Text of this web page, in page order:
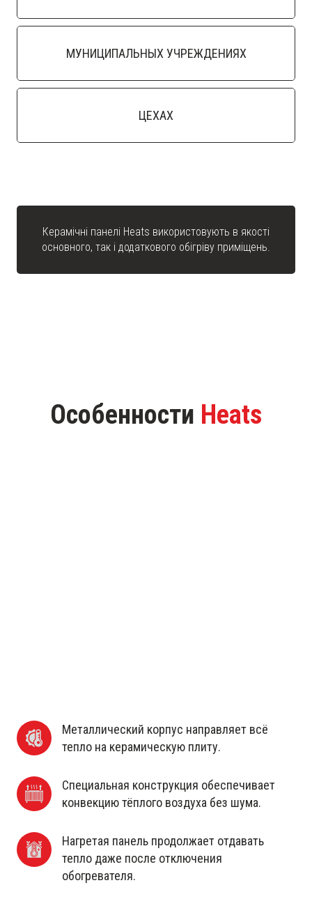
МУНИЦИПАЛЬНЫХ УЧРЕЖДЕНИЯХ
ЦЕХАХ
Керамічні панелі Heats використовують в якості
основного, так і додаткового обігріву приміщень.
Особенности Heats
Металлический корпус направляет всё
тепло на керамическую плиту.
Специальная конструкция обеспечивает
конвекцию тёплого воздуха без шума.
Нагретая панель продолжает отдавать
тепло даже после отключения
обогревателя.